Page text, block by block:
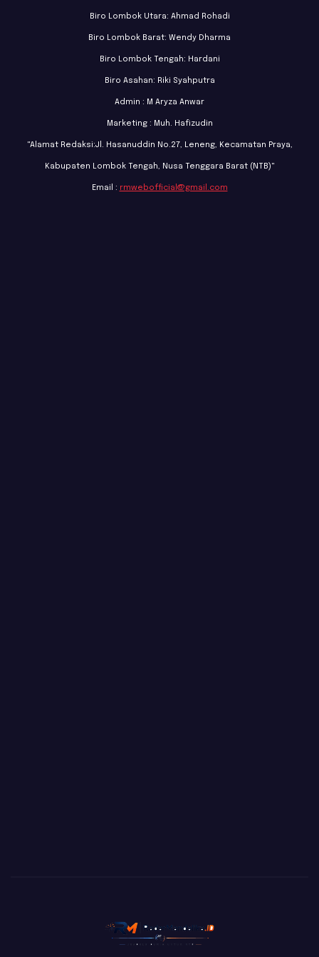
Biro Lombok Utara: Ahmad Rohadi
Biro Lombok Barat: Wendy Dharma
Biro Lombok Tengah: Hardani
Biro Asahan: Riki Syahputra
Admin : M Aryza Anwar
Marketing : Muh. Hafizudin
"Alamat Redaksi:Jl. Hasanuddin No.27, Leneng, Kecamatan Praya,
Kabupaten Lombok Tengah, Nusa Tenggara Barat (NTB)"
Email : rmwebofficial@gmail.com